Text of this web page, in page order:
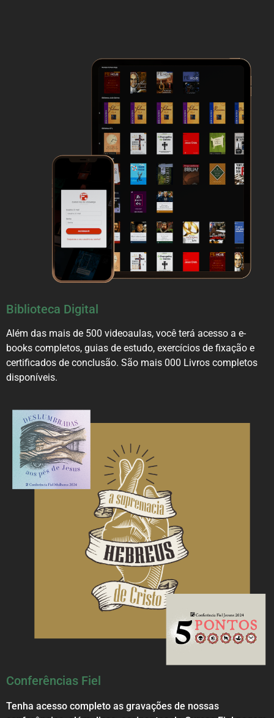
Biblioteca Digital
Além das mais de 500 videoaulas, você terá acesso a e-
books completos, guias de estudo, exercícios de fixação e
certificados de conclusão. São mais 000 Livros completos
disponíveis.
Conferências Fiel
Tenha acesso completo as gravações de nossas